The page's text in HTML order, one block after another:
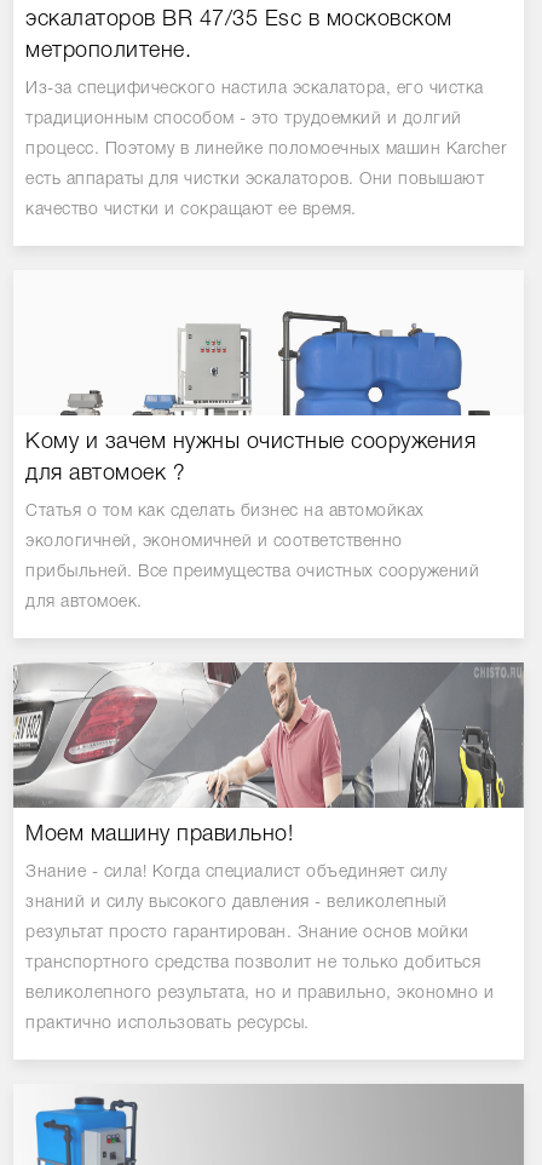
эскалаторов BR 47/35 Esc в московском
метрополитене.
Из-за специфического настила эскалатора, его чистка
традиционным способом - это трудоемкий и долгий
процесс. Поэтому в линейке поломоечных машин Karcher
есть аппараты для чистки эскалаторов. Они повышают
качество чистки и сокращают ее время.
Кому и зачем нужны очистные сооружения
для автомоек ?
Статья о том как сделать бизнес на автомойках
экологичней, экономичней и соответственно
прибыльней. Все преимущества очистных сооружений
для автомоек.
Моем машину правильно!
Знание - сила! Когда специалист объединяет силу
знаний и силу высокого давления - великолепный
результат просто гарантирован. Знание основ мойки
транспортного средства позволит не только добиться
великолепного результата, но и правильно, экономно и
практично использовать ресурсы.